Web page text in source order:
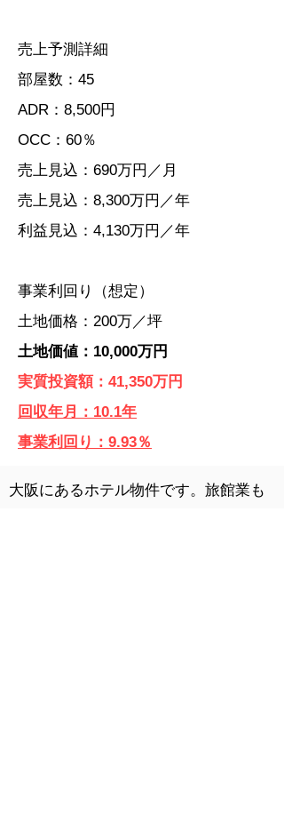
大阪にあるホテル物件です。旅館業も
売上予測詳細
部屋数：45
ADR：8,500円
OCC：60％
売上見込：690万円／月
売上見込：8,300万円／年
利益見込：4,130万円／年
事業利回り（想定）
土地価格：200万／坪
土地価値：10,000万円
実質投資額：41,350万円
回収年月：10.1年
​事業利回り：9.93％